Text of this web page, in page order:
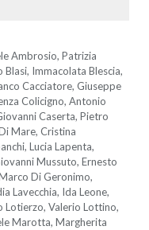
Ambrosio, Patrizia
Immacolata Blescia,
Cacciatore, Giuseppe
Colicigno, Antonio
Caserta, Pietro
Mare, Cristina
Lucia Lapenta,
Mussuto, Ernesto
Di Geronimo,
Lavecchia, Ida Leone,
Lotierzo, Valerio Lottino,
Marotta, Margherita